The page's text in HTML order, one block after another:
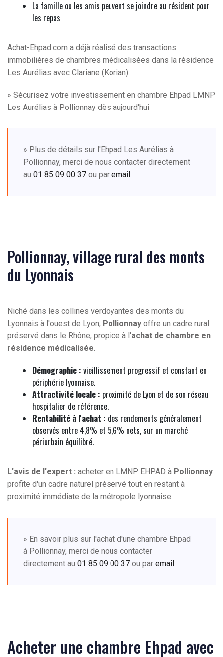
La famille ou les amis peuvent se joindre au résident pour
les repas
Achat-Ehpad.com a déjà réalisé des transactions
immobilières de chambres médicalisées dans la résidence
Les Aurélias avec Clariane (Korian).
» Sécurisez votre investissement en chambre Ehpad LMNP
Les Aurélias à Pollionnay dès aujourd'hui
» Plus de détails sur l'Ehpad Les Aurélias à
Pollionnay, merci de nous contacter directement
au 01 85 09 00 37 ou par email.
Pollionnay, village rural des monts
du Lyonnais
Niché dans les collines verdoyantes des monts du
Lyonnais à l'ouest de Lyon, Pollionnay offre un cadre rural
préservé dans le Rhône, propice à l'achat de chambre en
résidence médicalisée.
Démographie : vieillissement progressif et constant en
périphérie lyonnaise.
Attractivité locale : proximité de Lyon et de son réseau
hospitalier de référence.
Rentabilité à l'achat : des rendements généralement
observés entre 4,8% et 5,6% nets, sur un marché
périurbain équilibré.
L'avis de l'expert : acheter en LMNP EHPAD à Pollionnay
profite d'un cadre naturel préservé tout en restant à
proximité immédiate de la métropole lyonnaise.
» En savoir plus sur l'achat d'une chambre Ehpad
à Pollionnay, merci de nous contacter
directement au 01 85 09 00 37 ou par email.
Acheter une chambre Ehpad avec